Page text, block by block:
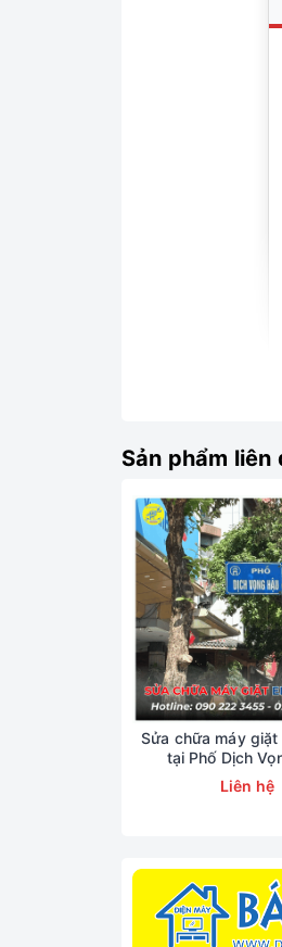
Sản phẩm liên
Sửa chữa máy giặt
tại Phố Dịch
Liên hệ